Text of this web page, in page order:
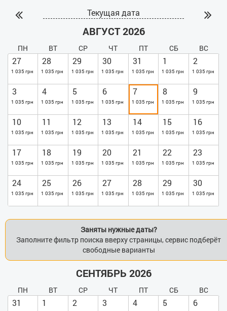
белье, подключенный беспроводной Интернет, утюг. В ванной
умывальник с тумбой, зеркало, поддон для душа с красивой
шторой, есть фен. Комфорт проживания прибавляет и
автономное отопление. В подъезде дома постоянно дежурит
охрана. Недалеко от дома расположена станция метро
«Берестейская», магазины, остановки, ТРЦ «Космополит», НАУ,
музей транспорта и другие интересные места Соломенского
района столицы.
Текущая дата
АВГУСТ 2026
ПН ВТ СР ЧТ ПТ СБ ВС
27
1 035 грн
28
1 035 грн
29
1 035 грн
30
1 035 грн
31
1 035 грн
1
1 035 грн
2
1 035 грн
3
1 035 грн
4
1 035 грн
5
1 035 грн
6
1 035 грн
7
1 035 грн
8
1 035 грн
9
1 035 грн
10
1 035 грн
11
1 035 грн
12
1 035 грн
13
1 035 грн
14
1 035 грн
15
1 035 грн
16
1 035 грн
17
1 035 грн
18
1 035 грн
19
1 035 грн
20
1 035 грн
21
1 035 грн
22
1 035 грн
23
1 035 грн
24
1 035 грн
25
1 035 грн
26
1 035 грн
27
1 035 грн
28
1 035 грн
29
1 035 грн
30
1 035 грн
Заняты нужные даты?
Заполните фильтр поиска вверху страницы, сервис подберёт
свободные варианты
СЕНТЯБРЬ 2026
ПН ВТ СР ЧТ ПТ СБ ВС
31 1 2 3 4 5 6